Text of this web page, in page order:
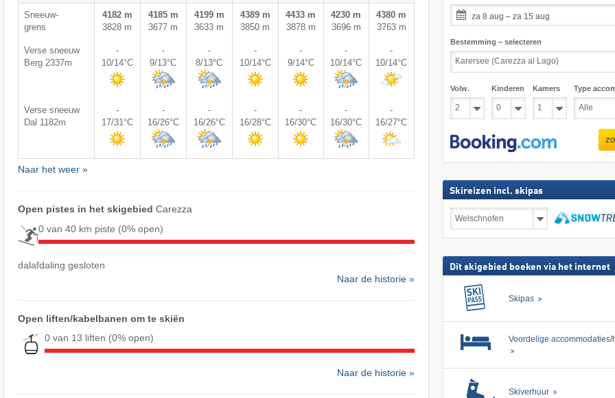
Sneeuw-
grens
4182 m
3828 m
4185 m
3677 m
4199 m
3633 m
4389 m
3850 m
4433 m
3878 m
4230 m
3696 m
4380 m
3763 m
Verse sneeuw
Berg 2337m
-
10/14°C
-
9/13°C
-
8/13°C
-
10/14°C
-
9/14°C
-
10/14°C
-
10/14°C
Verse sneeuw
Dal 1182m
-
17/31°C
-
16/26°C
-
16/26°C
-
16/28°C
-
16/30°C
-
16/30°C
-
16/27°C
Naar het weer »
Open pistes in het skigebied Carezza
0 van 40 km piste (0% open)
dalafdaling gesloten
Naar de historie »
Open liften/kabelbanen om te skiën
0 van 13 liften (0% open)
Naar de historie »
za 8 aug – za 15 aug
Bestemming – selecteren
Volw. Kinderen Kamers Type
Skireizen incl. skipas
incl.
Dit skigebied boeken via het internet
Skipas
Voordelige accommodaties/
Skiverhuur